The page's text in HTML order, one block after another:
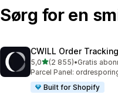
Sørg for en
CWILL Order Tracking
5,0av 5 stjerner
(2 855)
Totalt 2855 omtaler
•Gratis
Parcel Panel:
Built for Shopify